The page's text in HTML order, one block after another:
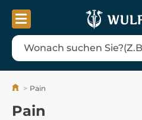
Pain
Pain